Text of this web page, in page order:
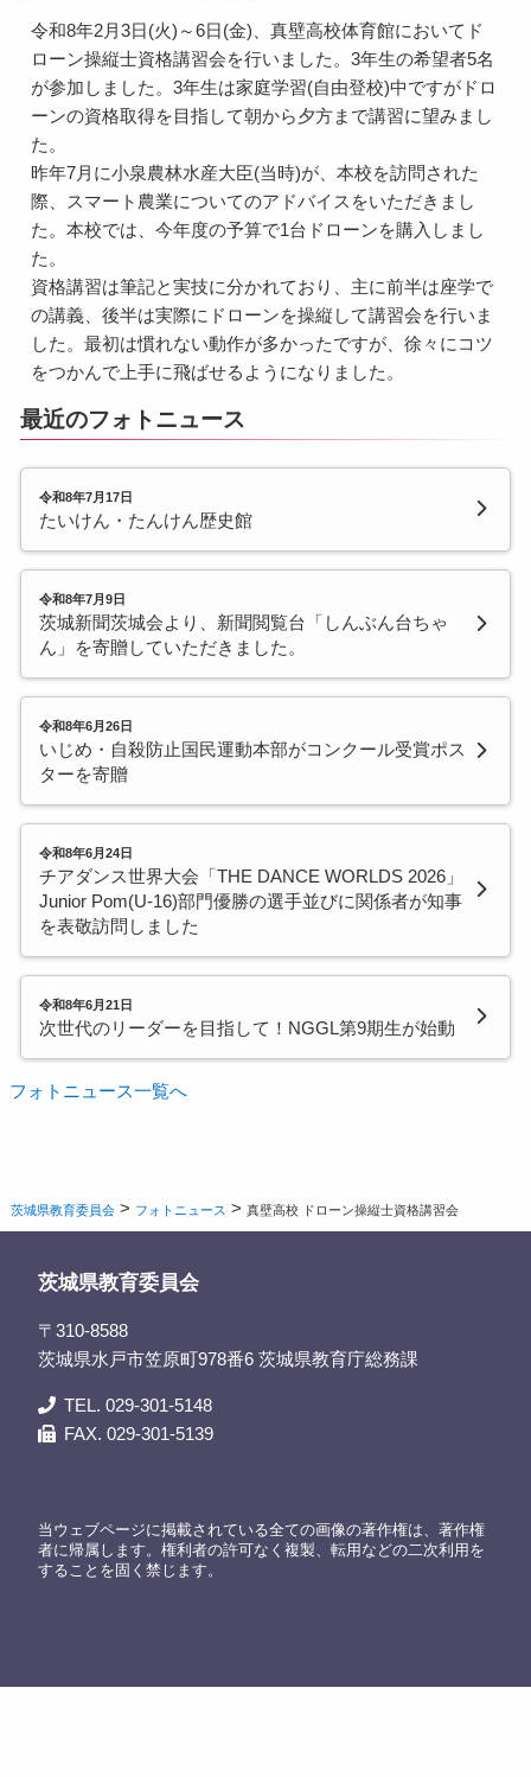
令和8年2月3日(火)～6日(金)、真壁高校体育館においてド
ローン操縦士資格講習会を行いました。3年生の希望者5名
が参加しました。3年生は家庭学習(自由登校)中ですがドロ
ーンの資格取得を目指して朝から夕方まで講習に望みまし
た。
昨年7月に小泉農林水産大臣(当時)が、本校を訪問された
際、スマート農業についてのアドバイスをいただきまし
た。本校では、今年度の予算で1台ドローンを購入しまし
た。
資格講習は筆記と実技に分かれており、主に前半は座学で
の講義、後半は実際にドローンを操縦して講習会を行いま
した。最初は慣れない動作が多かったですが、徐々にコツ
をつかんで上手に飛ばせるようになりました。
最近のフォトニュース
令和8年7月17日
たいけん・たんけん歴史館
令和8年7月9日
茨城新聞茨城会より、新聞閲覧台「しんぶん台ちゃ
ん」を寄贈していただきました。
令和8年6月26日
いじめ・自殺防止国民運動本部がコンクール受賞ポス
ターを寄贈
令和8年6月24日
チアダンス世界大会「THE DANCE WORLDS 2026」
Junior Pom(U-16)部門優勝の選手並びに関係者が知事
を表敬訪問しました
令和8年6月21日
次世代のリーダーを目指して！NGGL第9期生が始動
フォトニュース一覧へ
茨城県教育委員会 > フォトニュース >真壁高校 ドローン操縦士資格講習会
茨城県教育委員会
〒310-8588
茨城県水戸市笠原町978番6 茨城県教育庁総務課
TEL. 029-301-5148
FAX. 029-301-5139
当ウェブページに掲載されている全ての画像の著作権は、著作権
者に帰属します。権利者の許可なく複製、転用などの二次利用を
することを固く禁じます。